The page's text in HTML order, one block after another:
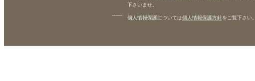
下さいませ。
個人情報保護については個人情報保護方針をご覧下さい。